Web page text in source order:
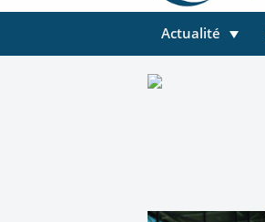
Actualité